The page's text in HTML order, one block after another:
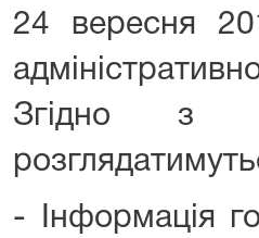
24 вересня
Згідно з
- Інформація